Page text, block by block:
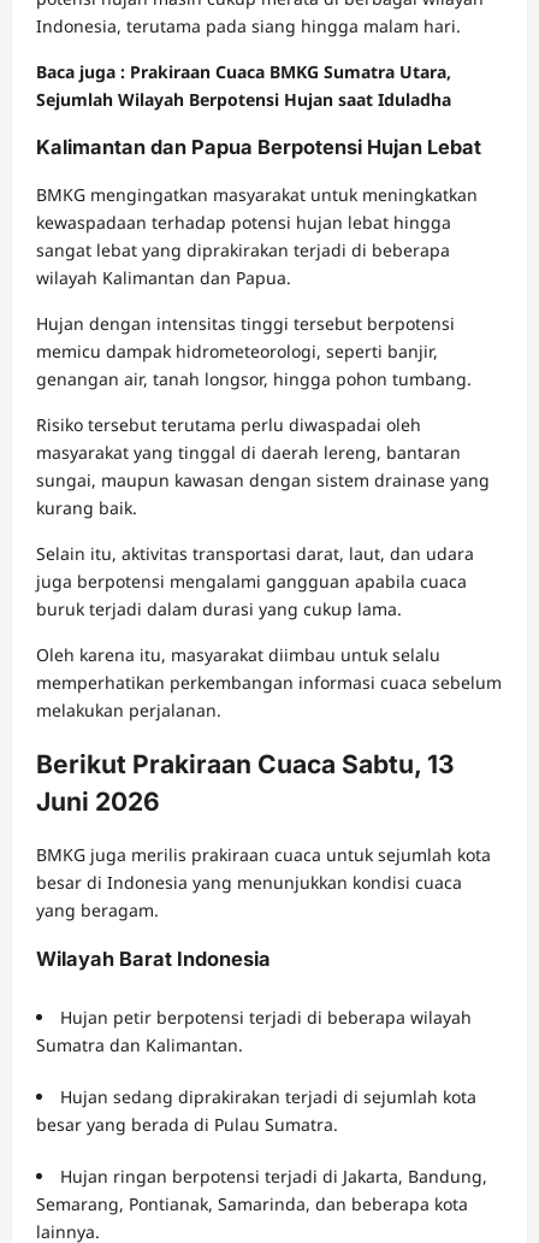
Indonesia, terutama pada siang hingga malam hari.
Baca juga : Prakiraan Cuaca BMKG Sumatra Utara,
Sejumlah Wilayah Berpotensi Hujan saat Iduladha
Kalimantan dan Papua Berpotensi Hujan Lebat
BMKG mengingatkan masyarakat untuk meningkatkan
kewaspadaan terhadap potensi hujan lebat hingga
sangat lebat yang diprakirakan terjadi di beberapa
wilayah Kalimantan dan Papua.
Hujan dengan intensitas tinggi tersebut berpotensi
memicu dampak hidrometeorologi, seperti banjir,
genangan air, tanah longsor, hingga pohon tumbang.
Risiko tersebut terutama perlu diwaspadai oleh
masyarakat yang tinggal di daerah lereng, bantaran
sungai, maupun kawasan dengan sistem drainase yang
kurang baik.
Selain itu, aktivitas transportasi darat, laut, dan udara
juga berpotensi mengalami gangguan apabila cuaca
buruk terjadi dalam durasi yang cukup lama.
Oleh karena itu, masyarakat diimbau untuk selalu
memperhatikan perkembangan informasi cuaca sebelum
melakukan perjalanan.
Berikut Prakiraan Cuaca Sabtu, 13
Juni 2026
BMKG juga merilis prakiraan cuaca untuk sejumlah kota
besar di Indonesia yang menunjukkan kondisi cuaca
yang beragam.
Wilayah Barat Indonesia
Hujan petir berpotensi terjadi di beberapa wilayah
Sumatra dan Kalimantan.
Hujan sedang diprakirakan terjadi di sejumlah kota
besar yang berada di Pulau Sumatra.
Hujan ringan berpotensi terjadi di Jakarta, Bandung,
Semarang, Pontianak, Samarinda, dan beberapa kota
lainnya.